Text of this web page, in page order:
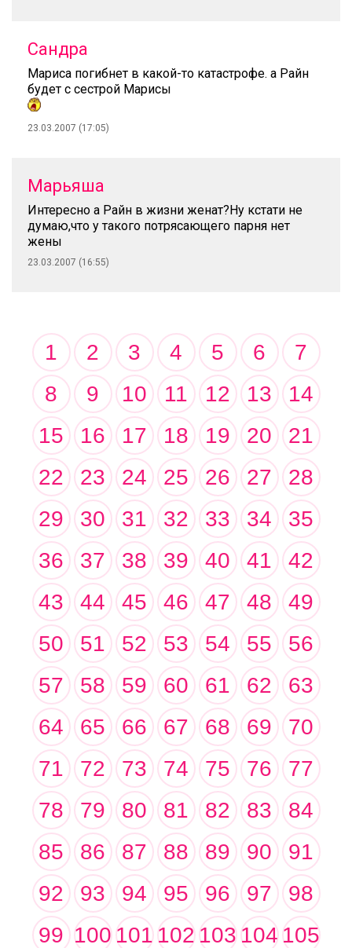
Сандра
Мариса погибнет в какой-то катастрофе. а Райн
будет с сестрой Марисы
23.03.2007 (17:05)
Марьяша
Интересно а Райн в жизни женат?Ну кстати не
думаю,что у такого потрясающего парня нет
жены
23.03.2007 (16:55)
1 2 3 4 5 6
7
8
9 10 11 12 13
14
15
16 17 18 19 20
21
22
23 24 25 26 27
28
29
30 31 32 33 34
35
36
37 38 39 40 41
42
43
44 45 46 47 48
49
50
51 52 53 54 55
56
57
58 59 60 61 62
63
64
65 66 67 68 69
70
71
72 73 74 75 76
77
78
79 80 81 82 83
84
85
86 87 88 89 90
91
92
93 94 95 96 97
98
99 100101102103104105